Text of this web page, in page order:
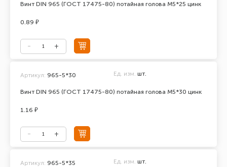
Винт DIN 965 (ГОСТ 17475-80) потайная голова М5*25 цинк
0.89 ₽
Винт DIN 965 (ГОСТ 17475-80) потайная голова М5*30 цинк
Артикул: 965-5*30 Ед. изм. шт.
1.16 ₽
Артикул: 965-5*35 Ед. изм. шт.